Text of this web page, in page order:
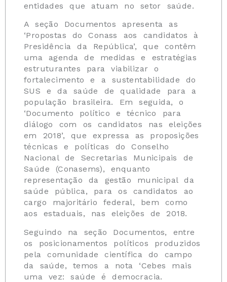
entidades que atuam no setor saúde.
A seção Documentos apresenta as
‘Propostas do Conass aos candidatos à
Presidência da República’, que contêm
uma agenda de medidas e estratégias
estruturantes para viabilizar o
fortalecimento e a sustentabilidade do
SUS e da saúde de qualidade para a
população brasileira. Em seguida, o
‘Documento político e técnico para
diálogo com os candidatos nas eleições
em 2018’, que expressa as proposições
técnicas e políticas do Conselho
Nacional de Secretarias Municipais de
Saúde (Conasems), enquanto
representação da gestão municipal da
saúde pública, para os candidatos ao
cargo majoritário federal, bem como
aos estaduais, nas eleições de 2018.
Seguindo na seção Documentos, entre
os posicionamentos políticos produzidos
pela comunidade científica do campo
da saúde, temos a nota ‘Cebes mais
uma vez: saúde é democracia.